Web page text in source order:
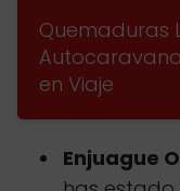
Quemaduras
en Viaje
Enjuague